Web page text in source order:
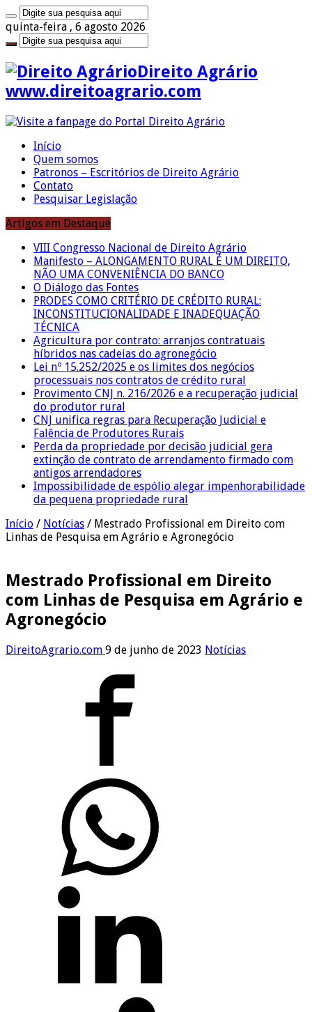
quinta-feira , 6 agosto 2026
Direito Agrário
www.direitoagrario.com
Início
Quem somos
Patronos – Escritórios de Direito Agrário
Contato
Pesquisar Legislação
Artigos em Destaque
VIII Congresso Nacional de Direito Agrário
Manifesto – ALONGAMENTO RURAL É UM DIREITO,
NÃO UMA CONVENIÊNCIA DO BANCO
O Diálogo das Fontes
PRODES COMO CRITÉRIO DE CRÉDITO RURAL:
INCONSTITUCIONALIDADE E INADEQUAÇÃO
TÉCNICA
Agricultura por contrato: arranjos contratuais
híbridos nas cadeias do agronegócio
Lei nº 15.252/2025 e os limites dos negócios
processuais nos contratos de crédito rural
Provimento CNJ n. 216/2026 e a recuperação judicial
do produtor rural
CNJ unifica regras para Recuperação Judicial e
Falência de Produtores Rurais
Perda da propriedade por decisão judicial gera
extinção de contrato de arrendamento firmado com
antigos arrendadores
Impossibilidade de espólio alegar impenhorabilidade
da pequena propriedade rural
Início / Notícias / Mestrado Profissional em Direito com
Linhas de Pesquisa em Agrário e Agronegócio
Mestrado Profissional em Direito
com Linhas de Pesquisa em Agrário e
Agronegócio
DireitoAgrario.com 9 de junho de 2023 Notícias